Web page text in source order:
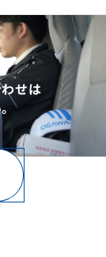
せは